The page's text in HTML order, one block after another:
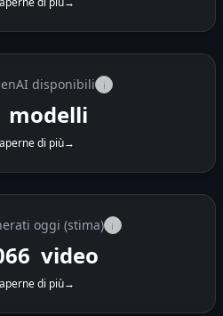
disponibili i
modelli
di più→
oggi (stima) i
video
di più→